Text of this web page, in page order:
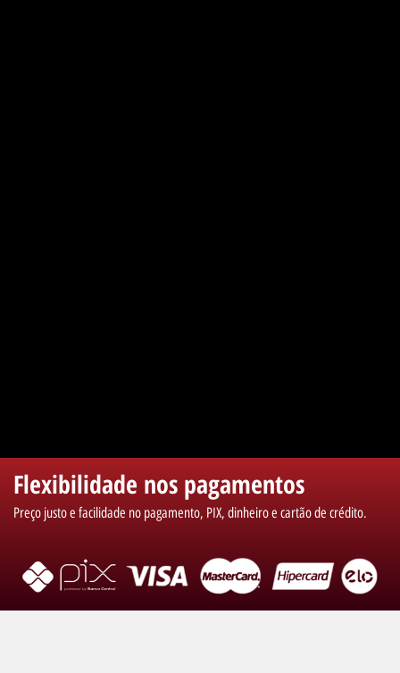
Flexibilidade nos pagamentos
Preço justo e facilidade no pagamento, PIX, dinheiro e cartão de crédito.